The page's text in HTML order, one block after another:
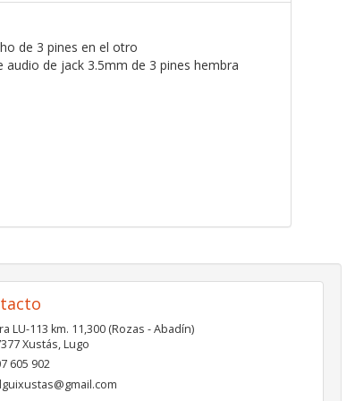
de 3 pines en el otro
de jack 3.5mm de 3 pines hembra
LU-113 km. 11,300 (Rozas - Abadín)
Xustás,Lugo
605 902